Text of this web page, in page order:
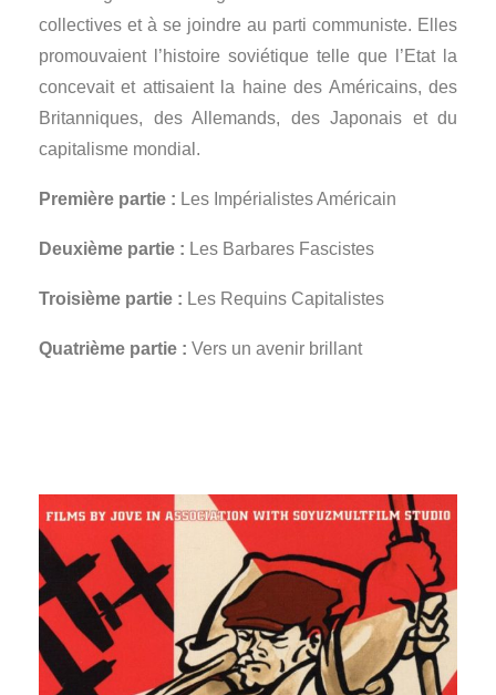
collectives et à se joindre au parti communiste. Elles
promouvaient l’histoire soviétique telle que l’Etat la
concevait et attisaient la haine des Américains, des
Britanniques, des Allemands, des Japonais et du
capitalisme mondial.
Première partie : Les Impérialistes Américain
Deuxième partie : Les Barbares Fascistes
Troisième partie : Les Requins Capitalistes
Quatrième partie : Vers un avenir brillant